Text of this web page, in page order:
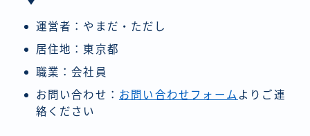
運営者：やまだ・ただし
居住地：東京都
職業：会社員
お問い合わせ： お問い合わせフォーム よりご連
絡ください